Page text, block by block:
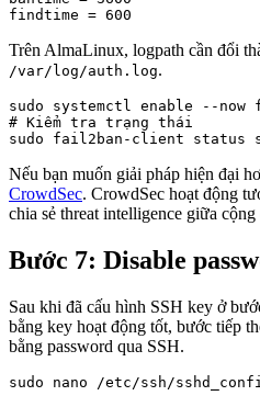
findtime = 600
Trên AlmaLinux, logpath cần đổi
/var/log/auth.log.
sudo systemctl enable --now
# Kiểm tra trạng thái
sudo fail2ban-client status
Nếu bạn muốn giải pháp hiện đại
CrowdSec. CrowdSec hoạt động
chia sẻ threat intelligence giữa
Bước 7: Disable
Sau khi đã cấu hình SSH key ở
bằng key hoạt động tốt, bước tiếp
bằng password qua SSH.
sudo nano /etc/ssh/